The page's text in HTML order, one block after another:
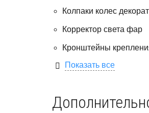
Колпаки колес
Корректор света фар
Кронштейны
Показать все